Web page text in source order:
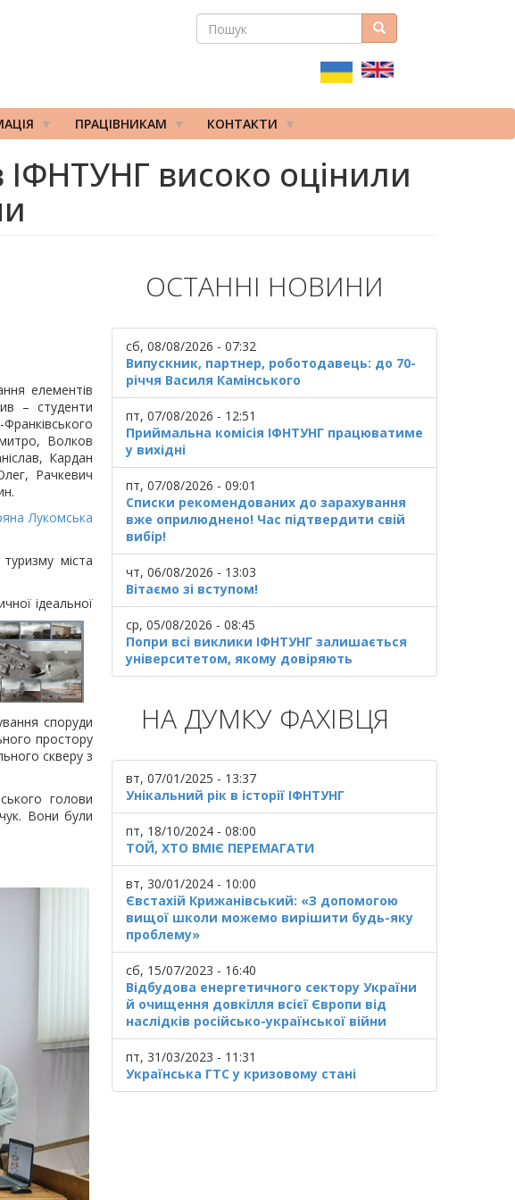
ПОШУКОВА
ПОШУК Пошук
ПРАЦІВНИКАМ КОНТАКТИ
ІФНТУНГ високо оцінили
елементів
– студенти
Франківського
Волков
Кардан
Рачкевич
Лукомська
міста
ідеальної
споруди
простору
скверу з
голови
Вони були
ОСТАННІ НОВИНИ
сб, 08/08/2026 - 07:32
Випускник, партнер, роботодавець: до 70-
річчя Василя Камінського
пт, 07/08/2026 - 12:51
Приймальна комісія ІФНТУНГ працюватиме
у вихідні
пт, 07/08/2026 - 09:01
Списки рекомендованих до зарахування
вже оприлюднено! Час підтвердити свій
вибір!
чт, 06/08/2026 - 13:03
Вітаємо зі вступом!
ср, 05/08/2026 - 08:45
Попри всі виклики ІФНТУНГ залишається
університетом, якому довіряють
НА ДУМКУ ФАХІВЦЯ
вт, 07/01/2025 - 13:37
Унікальний рік в історії ІФНТУНГ
пт, 18/10/2024 - 08:00
ТОЙ, ХТО ВМІЄ ПЕРЕМАГАТИ
вт, 30/01/2024 - 10:00
Євстахій Крижанівський: «З допомогою
вищої школи можемо вирішити будь-яку
проблему»
сб, 15/07/2023 - 16:40
Відбудова енергетичного сектору України
й очищення довкілля всієї Європи від
наслідків російсько-української війни
пт, 31/03/2023 - 11:31
Українська ГТС у кризовому стані